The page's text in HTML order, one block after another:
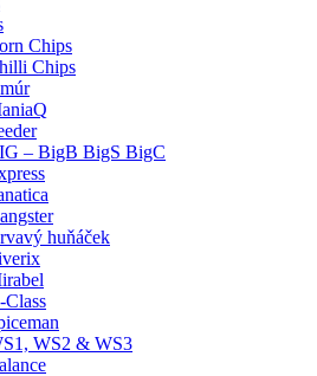
Chips
Chips
– BigB BigS BigC
huňáček
Class
WS2 & WS3